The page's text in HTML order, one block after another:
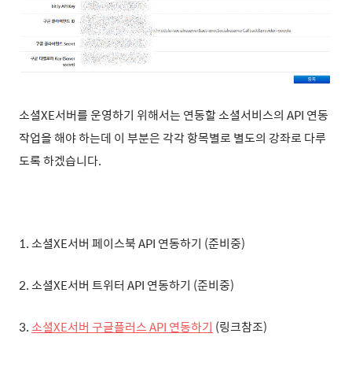
소셜XE서버를 운영하기 위해서는 연동할 소셜서비스의 API 연동
작업을 해야 하는데 이 부분은 각각 항목별로 별도의 강좌로 다루
도록 하겠습니다.
1. 소셜XE서버 페이스북 API 연동하기 (준비중)
2. 소셜XE서버 트위터 API 연동하기 (준비중)
3.소셜XE서버 구글플러스 API 연동하기 (링크참조)